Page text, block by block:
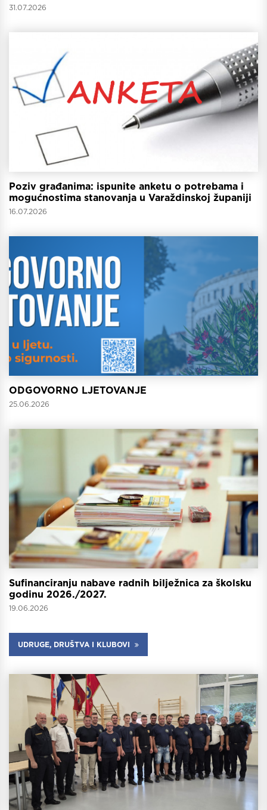
31.07.2026
Poziv građanima: ispunite anketu o potrebama i
mogućnostima stanovanja u Varaždinskoj županiji
16.07.2026
ODGOVORNO LJETOVANJE
25.06.2026
Sufinanciranju nabave radnih bilježnica za školsku
godinu 2026./2027.
19.06.2026
UDRUGE, DRUŠTVA I KLUBOVI